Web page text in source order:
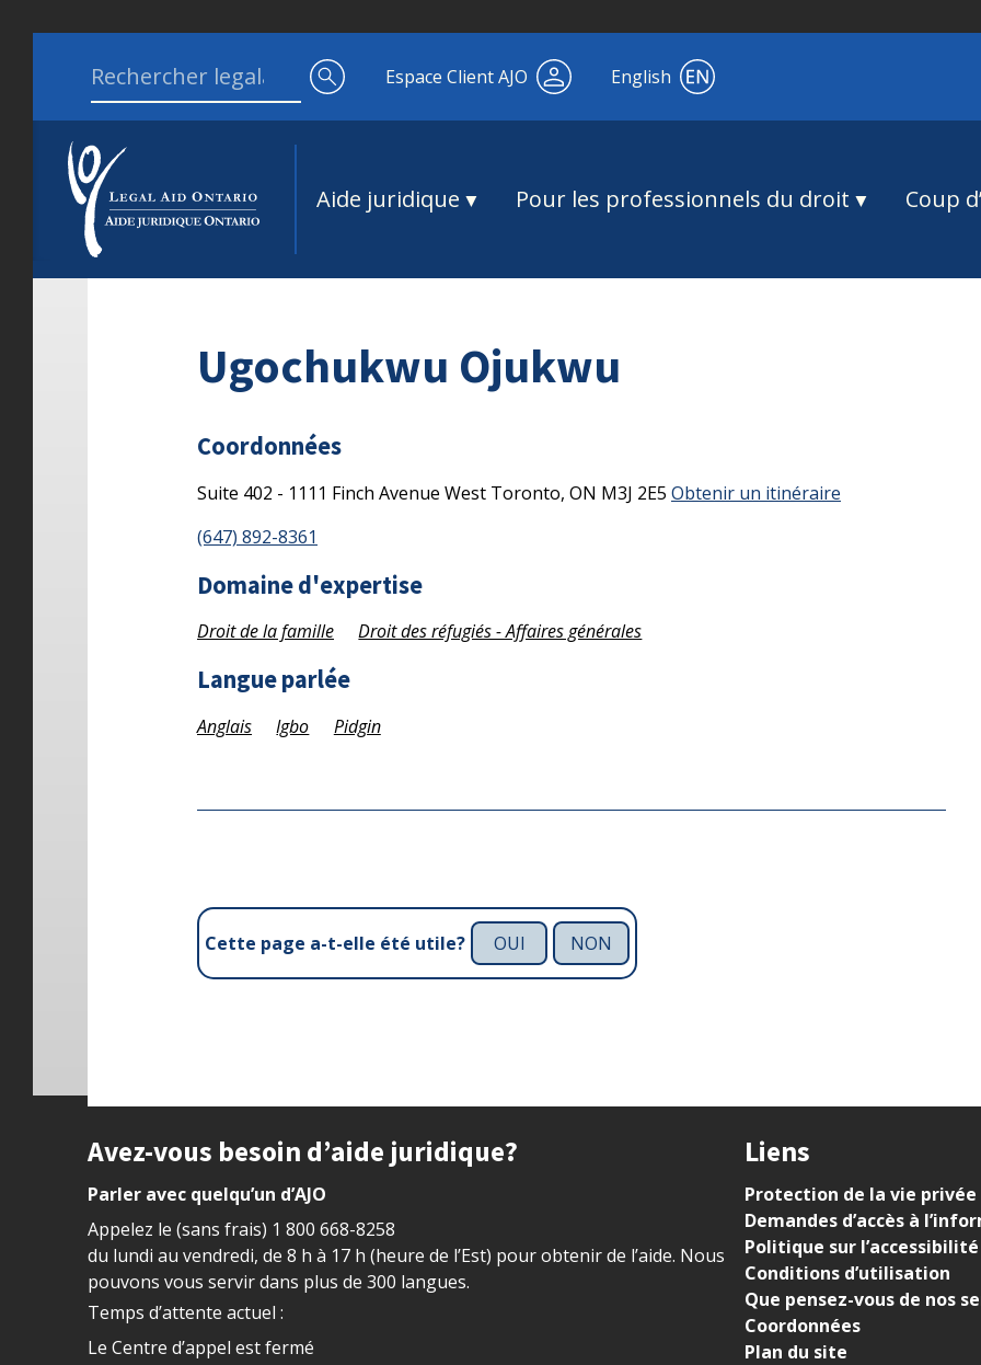
Search for:
Espace Client AJO English
Aide juridique Pour les professionnels du droit Coup
Ugochukwu Ojukwu
Coordonnées
Suite 402 - 1111 Finch Avenue West Toronto, ON M3J 2E5 Obtenir un itinéraire
(647) 892-8361
Domaine d'expertise
Droit de la famille Droit des réfugiés - Affaires générales
Langue parlée
Anglais Igbo Pidgin
Cette page a-t-elle été utile? OUI NON
Site footer
Avez-vous besoin d’aide juridique?
Parler avec quelqu’un d’AJO
Appelez le (sans frais) 1 800 668-8258
du lundi au vendredi, de 8 h à 17 h (heure de l’Est) pour obtenir de l’aide. Nous
pouvons vous servir dans plus de 300 langues.
Temps d’attente actuel :
Le Centre d’appel est fermé
Liens
Protection de la vie privée
Demandes d’accès à
Politique sur l’accessibilité
Conditions d’utilisation
Que pensez-vous de nos
Coordonnées
Plan du site